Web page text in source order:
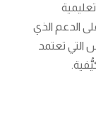
الدعم الذي
التي تعتمد